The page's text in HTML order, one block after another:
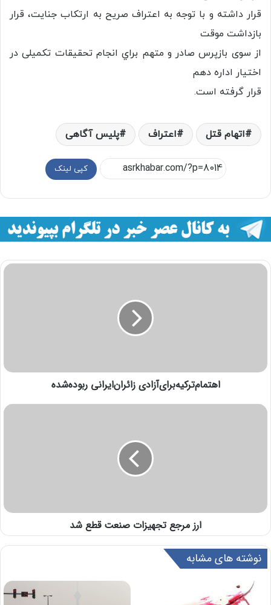
قرار داشته و با توجه به اعتراف صریح به ارتکاب جنایت، قرار
بازداشت موقت
از سوی بازپرس صادر و متهم براي انجام تحقیقات تکمیلی در
اختیار اداره دهم
قرار گرفته است.
اتهام قتل اعتراف پلیس آگاهی
کپی لینک
اهتمام‌ترکیه‌برای‌آزادی زائران‌ایرانی ربوده‌شده
ارز مرجع تجهیزات صنعت قطع شد
نوشته های مشابه